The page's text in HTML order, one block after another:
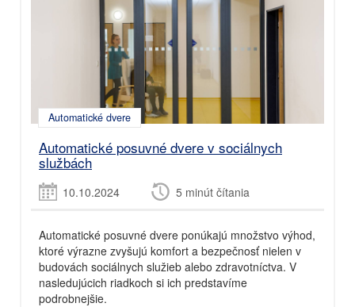
Automatické dvere
Automatické posuvné dvere v sociálnych
službách
10.10.2024 5 minút čítania
Automatické posuvné dvere ponúkajú množstvo výhod,
ktoré výrazne zvyšujú komfort a bezpečnosť nielen v
budovách sociálnych služieb alebo zdravotníctva. V
nasledujúcich riadkoch si ich predstavíme
podrobnejšie.